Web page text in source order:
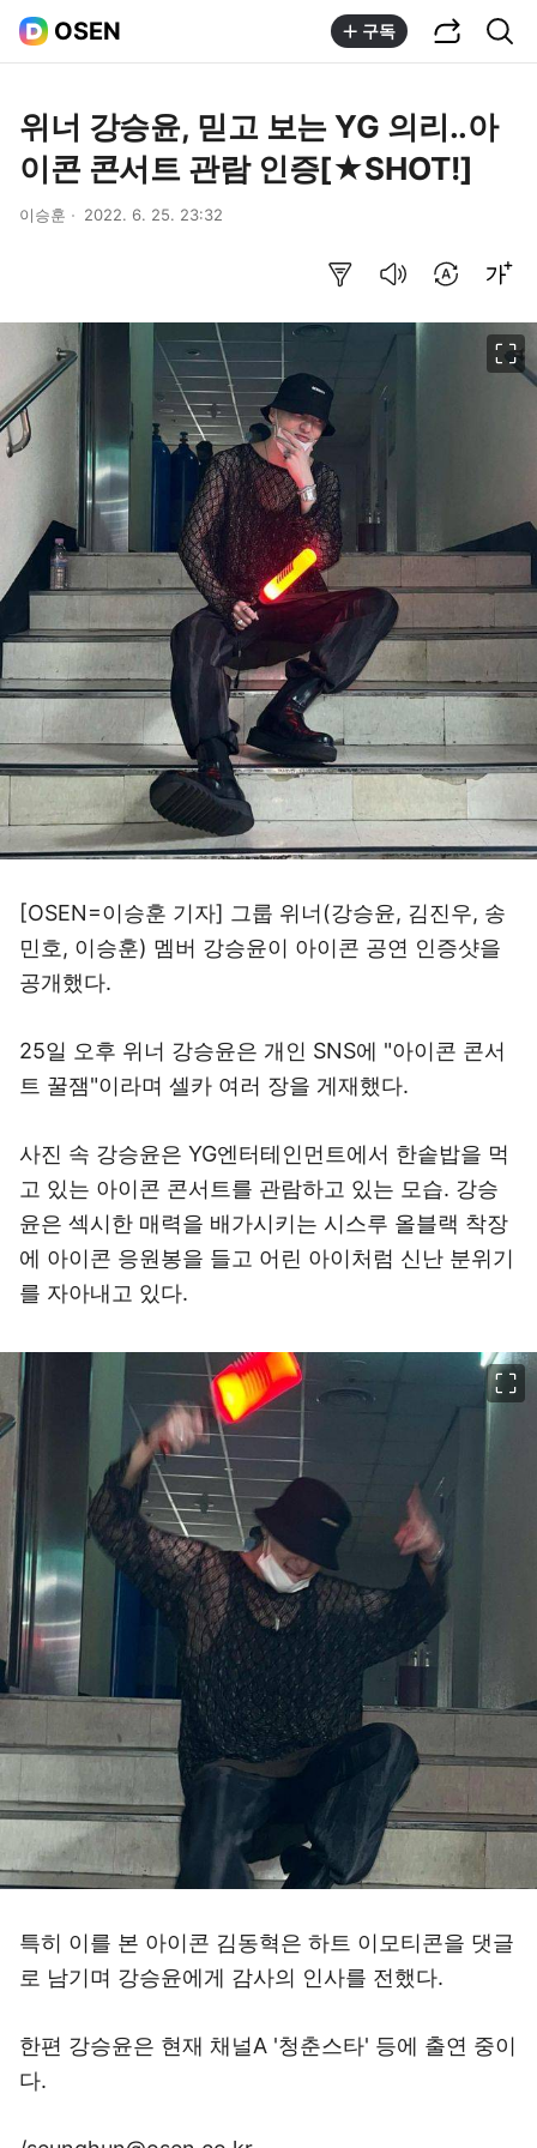
OSEN 구독
위너 강승윤, 믿고 보는 YG 의리..아
이콘 콘서트 관람 인증[★SHOT!]
이승훈 2022. 6. 25. 23:32
[OSEN=이승훈 기자] 그룹 위너(강승윤, 김진우, 송
민호, 이승훈) 멤버 강승윤이 아이콘 공연 인증샷을
공개했다.
25일 오후 위너 강승윤은 개인 SNS에 "아이콘 콘서
트 꿀잼"이라며 셀카 여러 장을 게재했다.
사진 속 강승윤은 YG엔터테인먼트에서 한솥밥을 먹
고 있는 아이콘 콘서트를 관람하고 있는 모습. 강승
윤은 섹시한 매력을 배가시키는 시스루 올블랙 착장
에 아이콘 응원봉을 들고 어린 아이처럼 신난 분위기
를 자아내고 있다.
특히 이를 본 아이콘 김동혁은 하트 이모티콘을 댓글
로 남기며 강승윤에게 감사의 인사를 전했다.
한편 강승윤은 현재 채널A '청춘스타' 등에 출연 중이
다.